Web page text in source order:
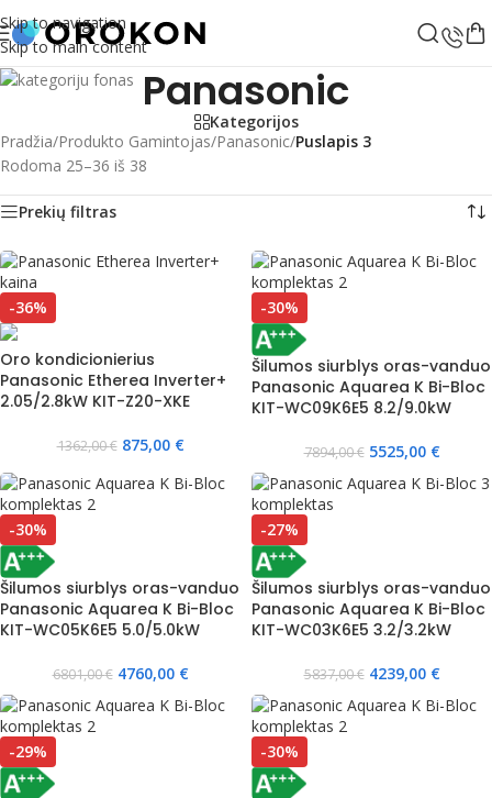
Skip to navigation
Skip to main content
Panasonic
Kategorijos
Pradžia/Produkto Gamintojas/Panasonic/Puslapis 3
Rodoma 25–36 iš 38
Prekių filtras
-36%
Oro kondicionierius
Panasonic Etherea Inverter+
2.05/2.8kW KIT-Z20-XKE
1362,00€ 875,00 €
-30%
Šilumos siurblys oras-vanduo
Panasonic Aquarea K Bi-Bloc
KIT-WC09K6E5 8.2/9.0kW
7894,00€ 5525,00 €
-30%
Šilumos siurblys oras-vanduo
Panasonic Aquarea K Bi-Bloc
KIT-WC05K6E5 5.0/5.0kW
6801,00€ 4760,00 €
-27%
Šilumos siurblys oras-vanduo
Panasonic Aquarea K Bi-Bloc
KIT-WC03K6E5 3.2/3.2kW
5837,00€ 4239,00 €
-29% -30%